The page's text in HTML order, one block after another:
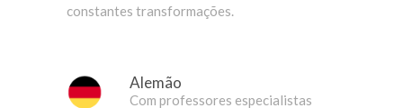
constantes transformações.
Alemão
Com professores especialistas